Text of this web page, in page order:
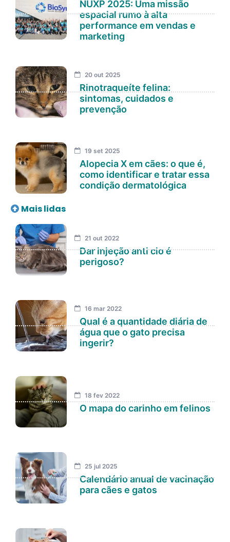
NUXP 2025: Uma missão
espacial rumo à alta
performance em vendas e
marketing
20 out 2025
Rinotraqueíte felina:
sintomas, cuidados e
prevenção
19 set 2025
Alopecia X em cães: o que é,
como identificar e tratar essa
condição dermatológica
Mais lidas
21 out 2022
Dar injeção anti cio é
perigoso?
16 mar 2022
Qual é a quantidade diária de
água que o gato precisa
ingerir?
18 fev 2022
O mapa do carinho em felinos
25 jul 2025
Calendário anual de vacinação
para cães e gatos